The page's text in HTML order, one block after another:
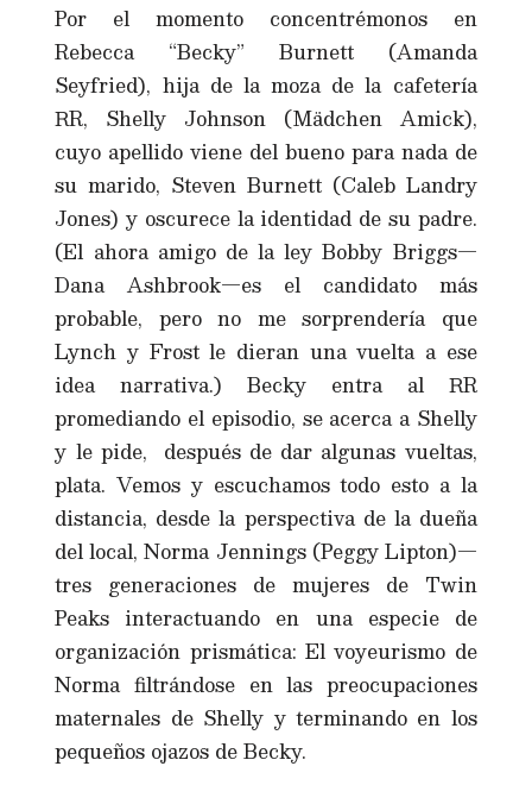
Por el momento concentrémonos en
Rebecca “Becky” Burnett (Amanda
Seyfried), hija de la moza de la cafetería
RR, Shelly Johnson (Mädchen Amick),
cuyo apellido viene del bueno para nada de
su marido, Steven Burnett (Caleb Landry
Jones) y oscurece la identidad de su padre.
(El ahora amigo de la ley Bobby Briggs—
Dana Ashbrook—es el candidato más
probable, pero no me sorprendería que
Lynch y Frost le dieran una vuelta a ese
idea narrativa.) Becky entra al RR
promediando el episodio, se acerca a Shelly
y le pide, después de dar algunas vueltas,
plata. Vemos y escuchamos todo esto a la
distancia, desde la perspectiva de la dueña
del local, Norma Jennings (Peggy Lipton)—
tres generaciones de mujeres de Twin
Peaks interactuando en una especie de
organización prismática: El voyeurismo de
Norma filtrándose en las preocupaciones
maternales de Shelly y terminando en los
pequeños ojazos de Becky.